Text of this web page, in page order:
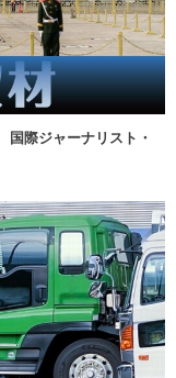
国際ジャーナリスト・